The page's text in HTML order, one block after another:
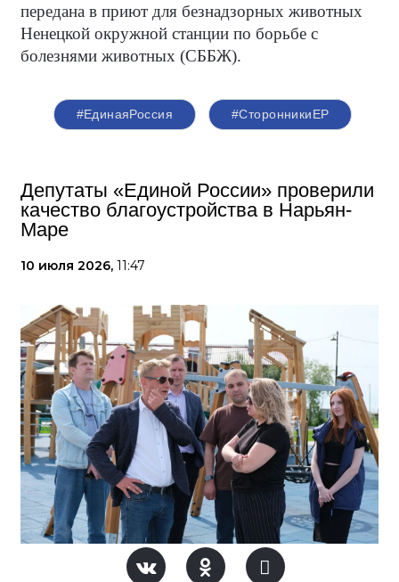
передана в приют для безнадзорных животных
Ненецкой окружной станции по борьбе с
болезнями животных (СББЖ).
#ЕдинаяРоссия #СторонникиЕР
Депутаты «Единой России» проверили
качество благоустройства в Нарьян-
Маре
10 июля 2026, 11:47